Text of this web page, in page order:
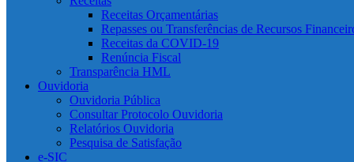
Receitas Orçamentárias
Repasses ou Transferências de Recursos
Receitas da COVID-19
Renúncia Fiscal
Transparência HML
Ouvidoria
Ouvidoria Pública
Consultar Protocolo Ouvidoria
Relatórios Ouvidoria
Pesquisa de Satisfação
e-SIC